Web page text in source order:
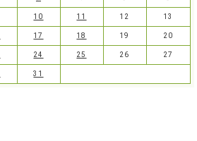
10 11 12 13
17 18 19 20
24 25 26 27
31